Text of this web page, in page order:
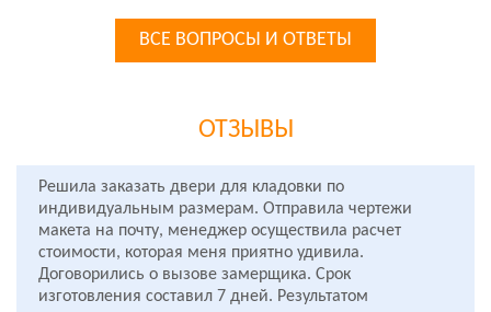
ВСЕ ВОПРОСЫ И ОТВЕТЫ
ОТЗЫВЫ
Решила заказать двери для кладовки по
индивидуальным размерам. Отправила чертежи
макета на почту, менеджер осуществила расчет
стоимости, которая меня приятно удивила.
Договорились о вызове замерщика. Срок
изготовления составил 7 дней. Результатом